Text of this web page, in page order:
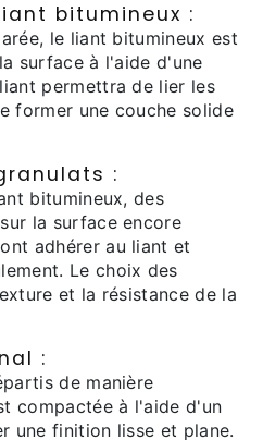
bitumineux :
le liant bitumineux est
surface à l'aide d'une
permettra de lier les
former une couche solide
:
bitumineux, des
la surface encore
adhérer au liant et
Le choix des
et la résistance de la
:
de manière
compactée à l'aide d'un
une finition lisse et plane.